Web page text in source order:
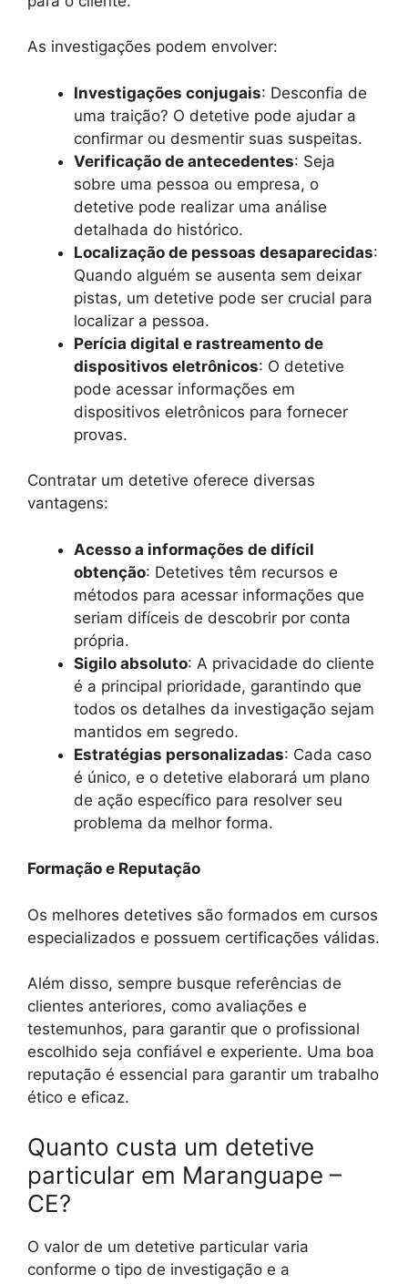
As investigações podem envolver:
Investigações conjugais: Desconfia de
uma traição? O detetive pode ajudar a
confirmar ou desmentir suas suspeitas.
Verificação de antecedentes: Seja
sobre uma pessoa ou empresa, o
detetive pode realizar uma análise
detalhada do histórico.
Localização de pessoas desaparecidas:
Quando alguém se ausenta sem deixar
pistas, um detetive pode ser crucial para
localizar a pessoa.
Perícia digital e rastreamento de
dispositivos eletrônicos: O detetive
pode acessar informações em
dispositivos eletrônicos para fornecer
provas.
Contratar um detetive oferece diversas
vantagens:
Acesso a informações de difícil
obtenção: Detetives têm recursos e
métodos para acessar informações que
seriam difíceis de descobrir por conta
própria.
Sigilo absoluto: A privacidade do cliente
é a principal prioridade, garantindo que
todos os detalhes da investigação sejam
mantidos em segredo.
Estratégias personalizadas: Cada caso
é único, e o detetive elaborará um plano
de ação específico para resolver seu
problema da melhor forma.
Formação e Reputação
Os melhores detetives são formados em cursos
especializados e possuem certificações válidas.
Além disso, sempre busque referências de
clientes anteriores, como avaliações e
testemunhos, para garantir que o profissional
escolhido seja confiável e experiente. Uma boa
reputação é essencial para garantir um trabalho
ético e eficaz.
Quanto custa um detetive
particular em Maranguape –
CE?
O valor de um detetive particular varia
conforme o tipo de investigação e a